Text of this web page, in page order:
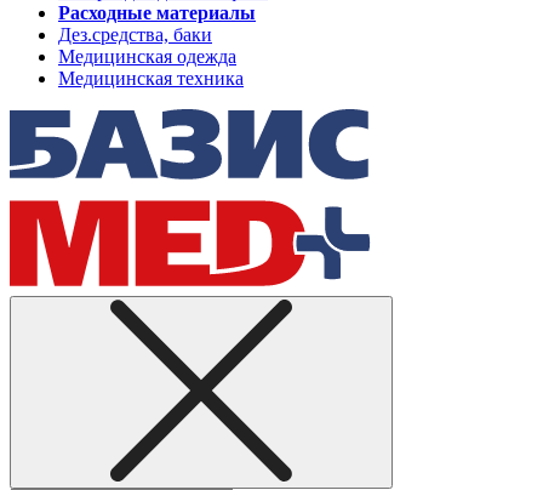
Расходные материалы
Дез.средства, баки
Медицинская одежда
Медицинская техника